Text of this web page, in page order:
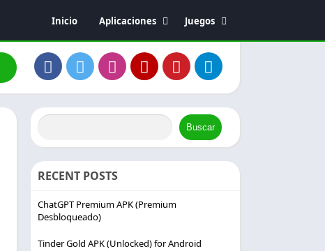
Inicio
Aplicaciones
Editor de vídeo
Entretenimiento
Música y audio
Juegos
Acción
Buscar
RECENT POSTS
ChatGPT Premium APK (Premium
Desbloqueado)
Tinder Gold APK (Unlocked) for Android